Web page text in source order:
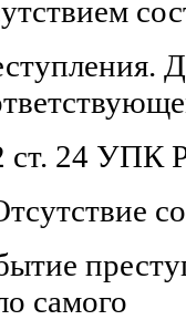
ст. 24 УПК
самого